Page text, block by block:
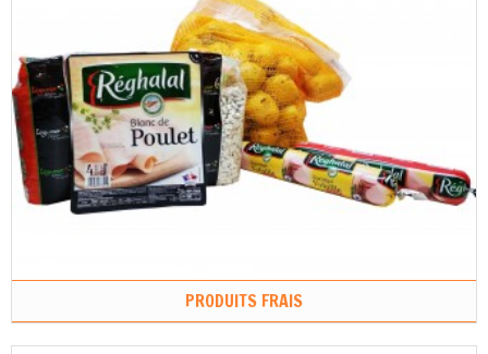
PRODUITS FRAIS